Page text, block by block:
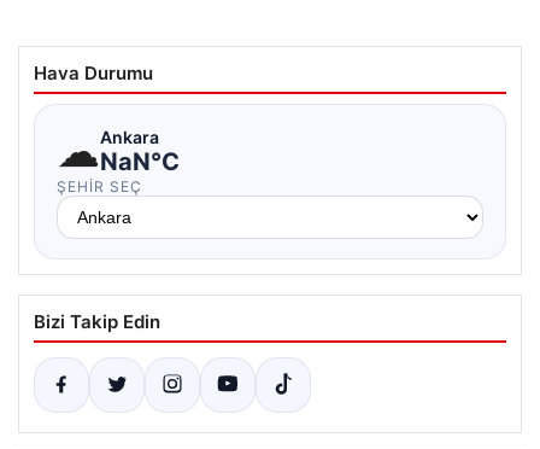
Hava Durumu
☁Ankara
NaN°C
ŞEHIR SEÇ
Bizi Takip Edin